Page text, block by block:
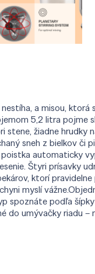
a misou,
5,2 litra
stene, žiadne
sneh z bielkov
automaticky
Štyri prísavky
ktorí
myslí
spoznáte podľa
do umývačky